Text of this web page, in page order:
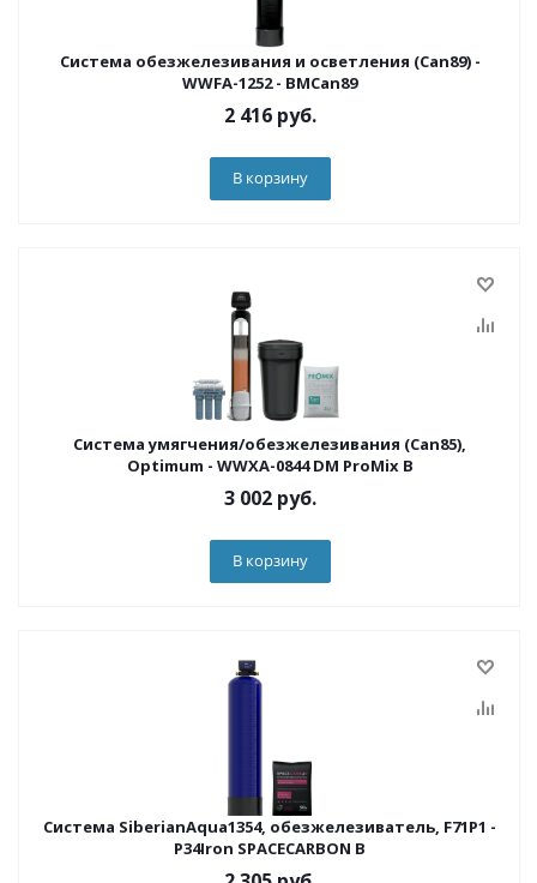
Система обезжелезивания и осветления (Can89) -
WWFA-1252 - BMCan89
2 416руб.
В корзину
Система умягчения/обезжелезивания (Can85),
Optimum - WWXA-0844 DM ProMix B
3 002руб.
В корзину
Система SiberianAqua1354, обезжелезиватель, F71P1 -
P34Iron SPACECARBON B